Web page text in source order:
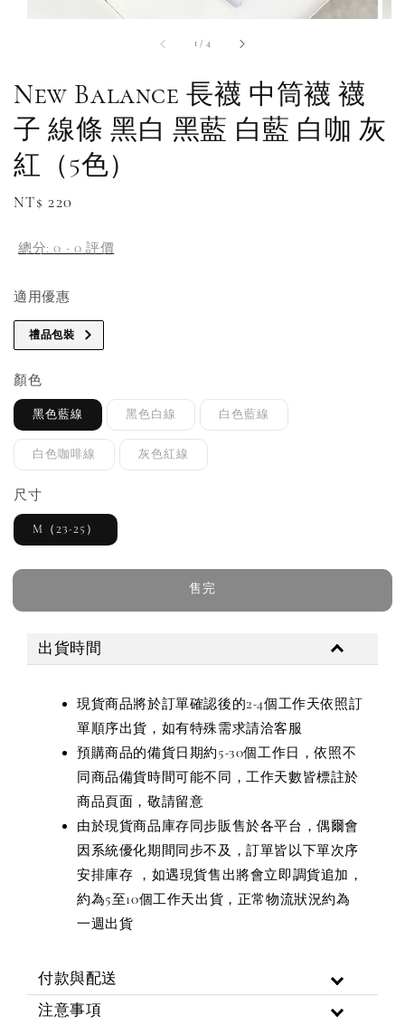
1 / 4
New Balance 長襪 中筒襪 襪
子 線條 黑白 黑藍 白藍 白咖 灰
紅（5色）
Regular
NT$ 220
總分:0 - 0 評價
適用優惠
禮品包裝
顏色
黑色藍線 黑色白線 白色藍線
白色咖啡線 灰色紅線
尺寸
M（23-25）
售完
出貨時間
現貨商品將於訂單確認後的2-4個工作天依照訂
單順序出貨，如有特殊需求請洽客服
預購商品的備貨日期約5-30個工作日，依照不
同商品備貨時間可能不同，工作天數皆標註於
商品頁面，敬請留意
由於現貨商品庫存同步販售於各平台，偶爾會
因系統優化期間同步不及，訂單皆以下單次序
安排庫存 ，如遇現貨售出將會立即調貨追加，
約為5至10個工作天出貨，正常物流狀況約為
一週出貨
付款與配送
注意事項